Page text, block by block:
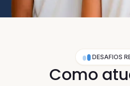
DESAFIOS
Como